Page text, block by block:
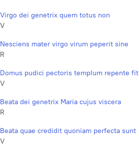
Virgo dei genetrix quem totus non
V
Nesciens mater virgo virum peperit sine
R
Domus pudici pectoris templum repente fit
V
Beata dei genetrix Maria cujus viscera
R
Beata quae credidit quoniam perfecta sunt
V